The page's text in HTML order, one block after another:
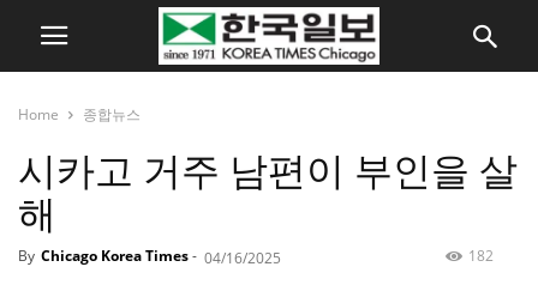
Home 종합뉴스
시카고 거주 남편이 부인을 살
해
By Chicago Korea Times- 04/16/2025 182